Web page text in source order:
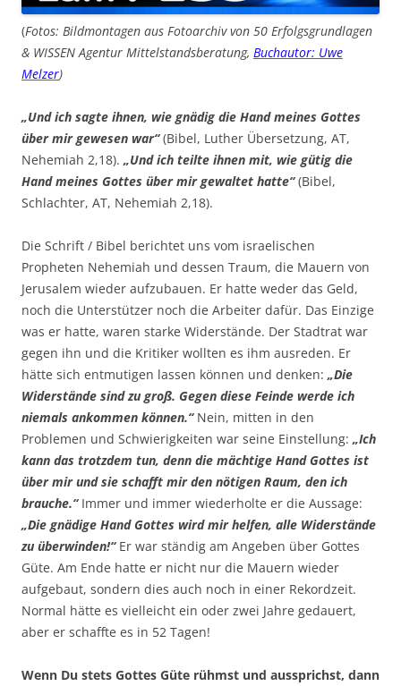
(Fotos: Bildmontagen aus Fotoarchiv von 50 Erfolgsgrundlagen
& WISSEN Agentur Mittelstandsberatung, Buchautor: Uwe
Melzer)
„Und ich sagte ihnen, wie gnädig die Hand meines Gottes
über mir gewesen war“ (Bibel, Luther Übersetzung, AT,
Nehemiah 2,18). „Und ich teilte ihnen mit, wie gütig die
Hand meines Gottes über mir gewaltet hatte“(Bibel,
Schlachter, AT, Nehemiah 2,18).
Die Schrift / Bibel berichtet uns vom israelischen
Propheten Nehemiah und dessen Traum, die Mauern von
Jerusalem wieder aufzubauen. Er hatte weder das Geld,
noch die Unterstützer noch die Arbeiter dafür. Das Einzige
was er hatte, waren starke Widerstände. Der Stadtrat war
gegen ihn und die Kritiker wollten es ihm ausreden. Er
hätte sich entmutigen lassen können und denken: „Die
Widerstände sind zu groß. Gegen diese Feinde werde ich
niemals ankommen können.“Nein, mitten in den
Problemen und Schwierigkeiten war seine Einstellung: „Ich
kann das trotzdem tun, denn die mächtige Hand Gottes ist
über mir und sie schafft mir den nötigen Raum, den ich
brauche.“Immer und immer wiederholte er die Aussage:
„Die gnädige Hand Gottes wird mir helfen, alle Widerstände
zu überwinden!“Er war ständig am Angeben über Gottes
Güte. Am Ende hatte er nicht nur die Mauern wieder
aufgebaut, sondern dies auch noch in einer Rekordzeit.
Normal hätte es vielleicht ein oder zwei Jahre gedauert,
aber er schaffte es in 52 Tagen!
Wenn Du stets Gottes Güte rühmst und aussprichst, dann